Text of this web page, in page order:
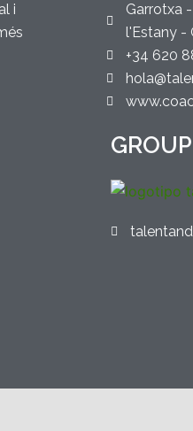
i
Garrotxa
l'Estany -
+34 620
GROUP